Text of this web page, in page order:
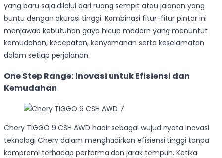
yang baru saja dilalui dari ruang sempit atau jalanan yang
buntu dengan akurasi tinggi. Kombinasi fitur-fitur pintar ini
menjawab kebutuhan gaya hidup modern yang menuntut
kemudahan, kecepatan, kenyamanan serta keselamatan
dalam setiap perjalanan.
One Step Range: Inovasi untuk Efisiensi dan
Kemudahan
Chery TIGGO 9 CSH AWD hadir sebagai wujud nyata inovasi
teknologi Chery dalam menghadirkan efisiensi tinggi tanpa
kompromi terhadap performa dan jarak tempuh. Ketika